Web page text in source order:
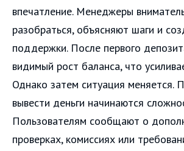
впечатление. Менеджеры
разобраться, объясняют шаги и
поддержки. После первого
видимый рост баланса, что
Однако затем ситуация меняется.
вывести деньги начинаются
Пользователям сообщают о
проверках, комиссиях или